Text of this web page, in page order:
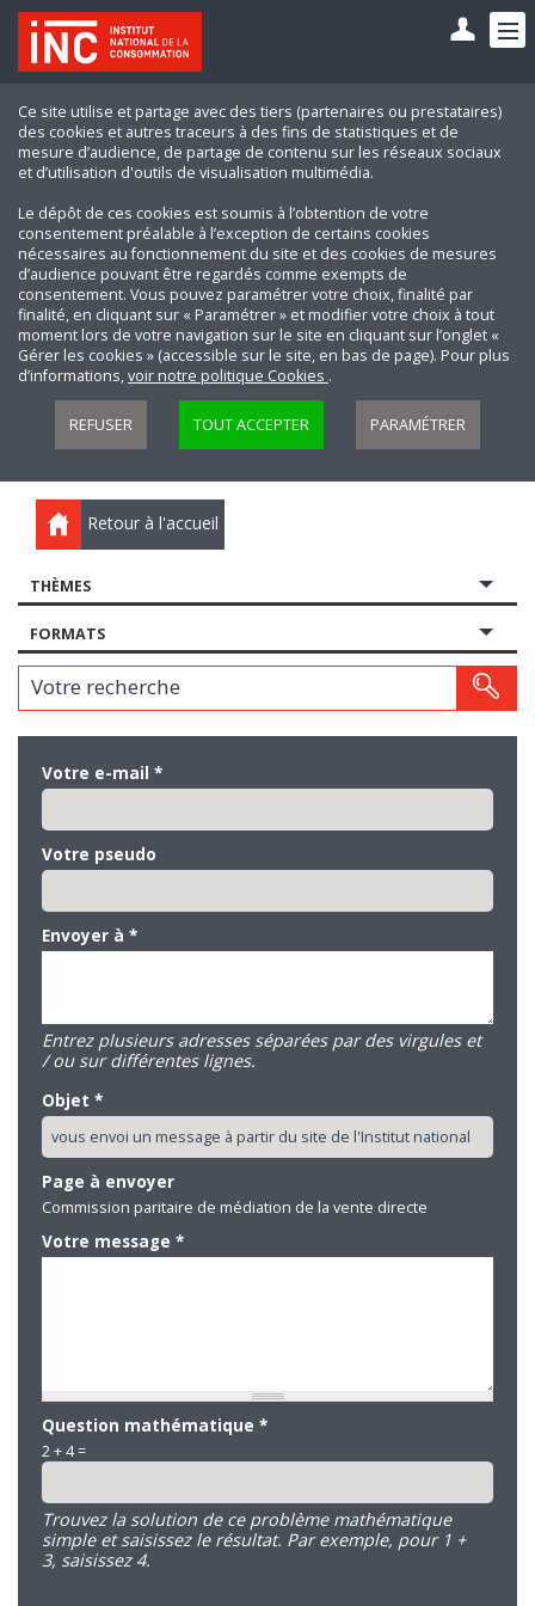
Ce site utilise et partage avec des tiers (partenaires ou prestataires)
des cookies et autres traceurs à des fins de statistiques et de
mesure d’audience, de partage de contenu sur les réseaux sociaux
et d’utilisation d'outils de visualisation multimédia.
Le dépôt de ces cookies est soumis à l’obtention de votre
consentement préalable à l’exception de certains cookies
nécessaires au fonctionnement du site et des cookies de mesures
d’audience pouvant être regardés comme exempts de
consentement. Vous pouvez paramétrer votre choix, finalité par
finalité, en cliquant sur « Paramétrer » et modifier votre choix à tout
moment lors de votre navigation sur le site en cliquant sur l’onglet «
Gérer les cookies » (accessible sur le site, en bas de page). Pour plus
d’informations,voir notre politique Cookies .
REFUSER TOUT ACCEPTER PARAMÉTRER
Retour à l'accueil
THÈMES
FORMATS
Votre recherche
Votre e-mail *
Votre pseudo
Envoyer à *
Entrez plusieurs adresses séparées par des virgules et
/ ou sur différentes lignes.
Objet *
Page à envoyer
Commission paritaire de médiation de la vente directe
Votre message *
Question mathématique *
2 + 4 =
Trouvez la solution de ce problème mathématique
simple et saisissez le résultat. Par exemple, pour 1 +
3, saisissez 4.